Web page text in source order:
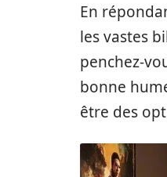
En
les vastes
penchez-
bonne
être des